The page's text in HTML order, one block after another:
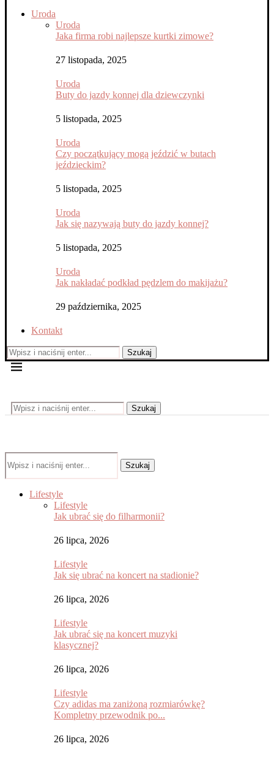
Uroda
Uroda
Jaka firma robi najlepsze kurtki zimowe?
27 listopada, 2025
Uroda
Buty do jazdy konnej dla dziewczynki
5 listopada, 2025
Uroda
Czy początkujący mogą jeździć w butach
jeździeckim?
5 listopada, 2025
Uroda
Jak się nazywają buty do jazdy konnej?
5 listopada, 2025
Uroda
Jak nakładać podkład pędzlem do makijażu?
29 października, 2025
Kontakt
Szukaj
Szukaj
Szukaj
Lifestyle
Lifestyle
Jak ubrać się do filharmonii?
26 lipca, 2026
Lifestyle
Jak się ubrać na koncert na stadionie?
26 lipca, 2026
Lifestyle
Jak ubrać się na koncert muzyki
klasycznej?
26 lipca, 2026
Lifestyle
Czy adidas ma zaniżoną rozmiarówkę?
Kompletny przewodnik po...
26 lipca, 2026